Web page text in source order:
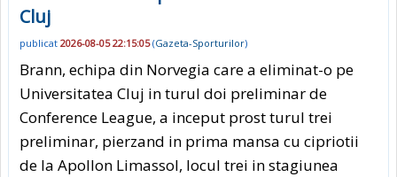
Cluj
publicat 2026-08-05 22:15:05(Gazeta-Sporturilor)
Brann, echipa din Norvegia care a eliminat-o pe
Universitatea Cluj in turul doi preliminar de
Conference League, a inceput prost turul trei
preliminar, pierzand in prima mansa cu cipriotii
de la Apollon Limassol, locul trei in stagiunea